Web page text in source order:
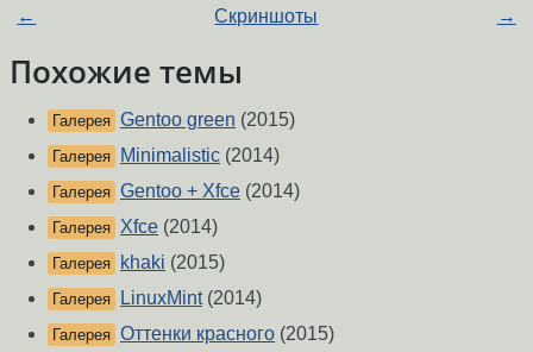
← Скриншоты →
Похожие темы
Галерея Gentoo green (2015)
Галерея Minimalistic (2014)
Галерея Gentoo + Xfce (2014)
Галерея Xfce (2014)
Галерея khaki (2015)
Галерея LinuxMint(2014)
Галерея Оттенки красного (2015)